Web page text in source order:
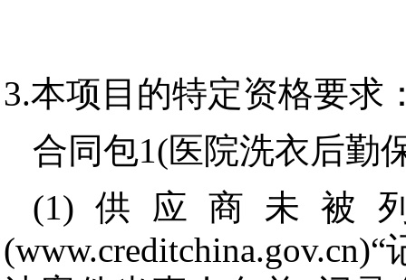
3.本项目的特定资格要求
合同包1(医院洗衣后勤
(1)供应商未被